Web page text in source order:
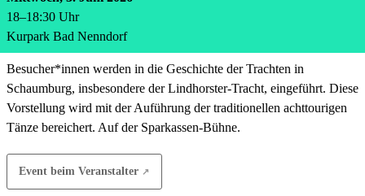
18–18:30 Uhr
Kurpark Bad Nenndorf
Besucher*innen werden in die Geschichte der Trachten in
Schaumburg, insbesondere der Lindhorster-Tracht, eingeführt. Diese
Vorstellung wird mit der Auführung der traditionellen achttourigen
Tänze bereichert. Auf der Sparkassen-Bühne.
Event beim Veranstalter